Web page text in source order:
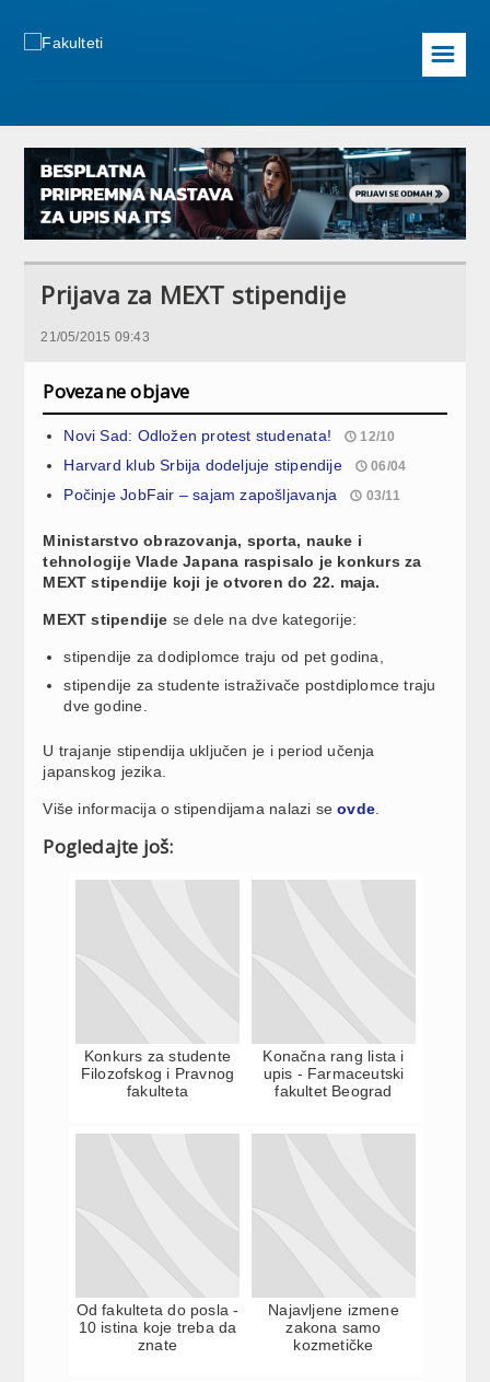
☰
Prijava za MEXT stipendije
21/05/2015 09:43
Povezane objave
Novi Sad: Odložen protest studenata! 12/10
Harvard klub Srbija dodeljuje stipendije 06/04
Počinje JobFair – sajam zapošljavanja 03/11
Ministarstvo obrazovanja, sporta, nauke i
tehnologije Vlade Japana raspisalo je konkurs za
MEXT stipendije koji je otvoren do 22. maja.
MEXT stipendije se dele na dve kategorije:
stipendije za dodiplomce traju od pet godina,
stipendije za studente istraživače postdiplomce traju
dve godine.
U trajanje stipendija uključen je i period učenja
japanskog jezika.
Više informacija o stipendijama nalazi seovde
Pogledajte još:
Konkurs za studente
Filozofskog i Pravnog
fakulteta
Konačna rang lista i
upis - Farmaceutski
fakultet Beograd
Od fakulteta do posla -
10 istina koje treba da
znate
Najavljene izmene
zakona samo
kozmetičke